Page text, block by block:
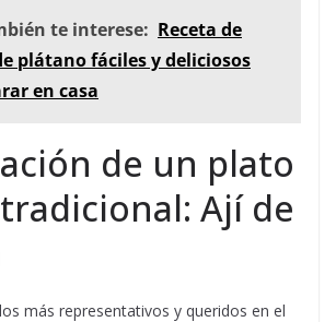
te interese: Receta de
plátano fáciles y deliciosos
en casa
de un plato
Ají de
más representativos y queridos en el